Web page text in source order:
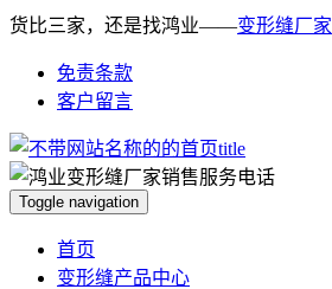
货比三家，还是找鸿业——变形缝厂家
免责条款
客户留言
Toggle navigation
首页
变形缝产品中心